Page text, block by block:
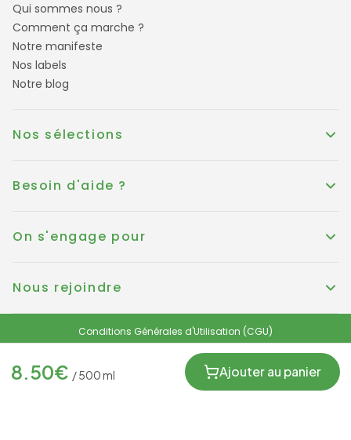
8.50€ /500ml Ajouter au panier
Qui sommes nous ?
Comment ça marche ?
Notre manifeste
Nos labels
Notre blog
Nos sélections
Besoin d'aide ?
On s'engage pour
Nous rejoindre
Conditions Générales d'Utilisation (CGU)
Politique de CookiesMentions légales
Protection des données personnelles et RGPD
© KOUER France 2025